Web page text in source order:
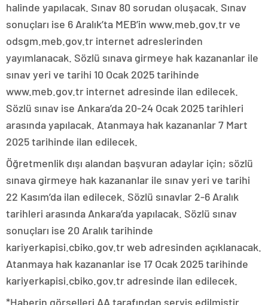
halinde yapılacak. Sınav 80 sorudan oluşacak. Sınav
sonuçları ise 6 Aralık’ta MEB’in www.meb.gov.tr ve
odsgm.meb.gov.tr internet adreslerinden
yayımlanacak. Sözlü sınava girmeye hak kazananlar ile
sınav yeri ve tarihi 10 Ocak 2025 tarihinde
www.meb.gov.tr internet adresinde ilan edilecek.
Sözlü sınav ise Ankara’da 20-24 Ocak 2025 tarihleri
arasında yapılacak. Atanmaya hak kazananlar 7 Mart
2025 tarihinde ilan edilecek.
Öğretmenlik dışı alandan başvuran adaylar için; sözlü
sınava girmeye hak kazananlar ile sınav yeri ve tarihi
22 Kasım’da ilan edilecek. Sözlü sınavlar 2-6 Aralık
tarihleri arasında Ankara’da yapılacak. Sözlü sınav
sonuçları ise 20 Aralık tarihinde
kariyerkapisi.cbiko.gov.tr web adresinden açıklanacak.
Atanmaya hak kazananlar ise 17 Ocak 2025 tarihinde
kariyerkapisi.cbiko.gov.tr adresinde ilan edilecek.
*Haberin görselleri AA tarafından servis edilmiştir.